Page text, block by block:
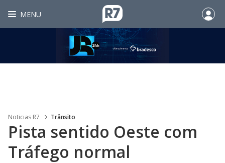
MENU
Noticias R7 Trânsito
Pista sentido Oeste com
Tráfego normal